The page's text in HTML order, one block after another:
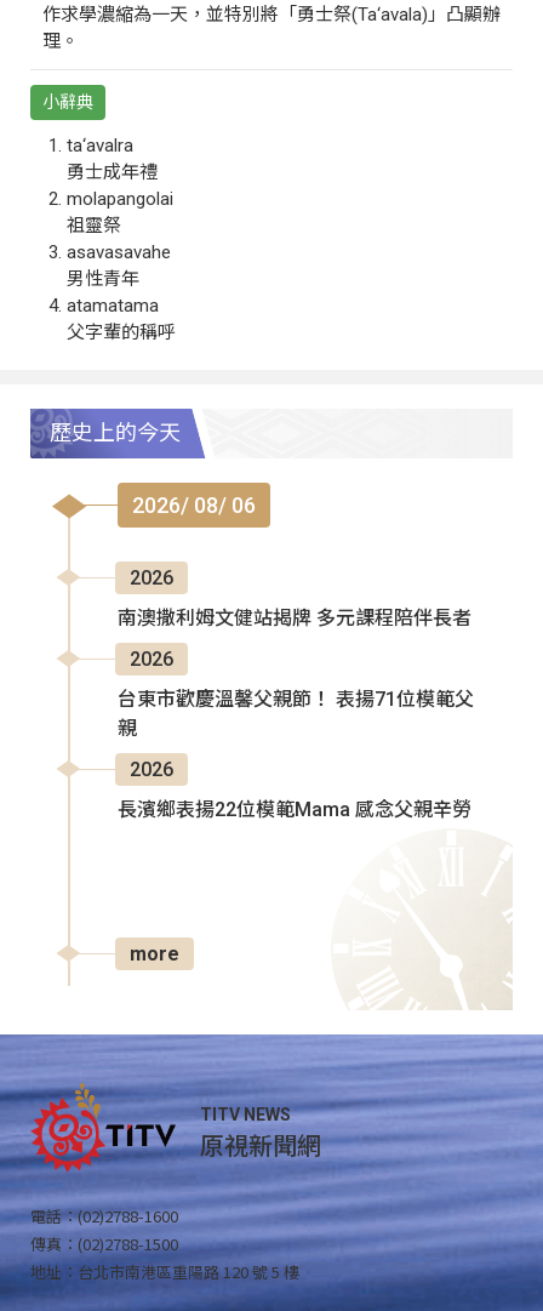
作求學濃縮為一天，並特別將「勇士祭(Ta‘avala)」凸顯辦
理。
小辭典
ta‘avalra
勇士成年禮
molapangolai
祖靈祭
asavasavahe
男性青年
atamatama
父字輩的稱呼
歷史上的今天
2026/ 08/ 06
2026
南澳撒利姆文健站揭牌 多元課程陪伴長者
2026
台東市歡慶溫馨父親節！ 表揚71位模範父
親
2026
長濱鄉表揚22位模範Mama 感念父親辛勞
more
TITV NEWS
原視新聞網
電話：(02)2788-1600
傳真：(02)2788-1500
地址：台北市南港區重陽路 120 號 5 樓